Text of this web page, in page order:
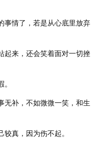
事情了，若是从心底里放弃
起来，还会笑着面对一切挫
无补，不如微微一笑，和生
真，因为伤不起。